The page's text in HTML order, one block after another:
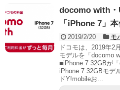
docomo with
「iPhone 7」
2019/2/20
モ
ドコモは、2019年2
モデルを「docomo
■iPhone 7 32GBが
iPhone 7 32GBモデ
ドY!mobileお...